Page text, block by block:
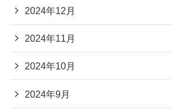
2024年12月
2024年11月
2024年10月
2024年9月